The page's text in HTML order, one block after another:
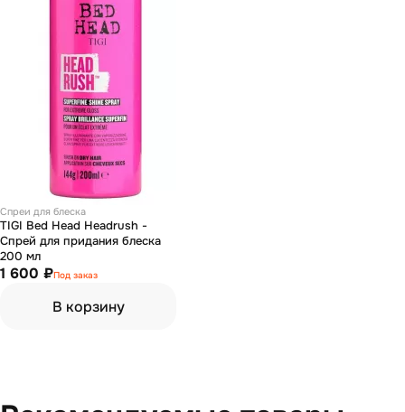
Спреи для блеска
TIGI Bed Head Headrush -
Спрей для придания блеска
200 мл
1 600 ₽Под заказ
В корзину